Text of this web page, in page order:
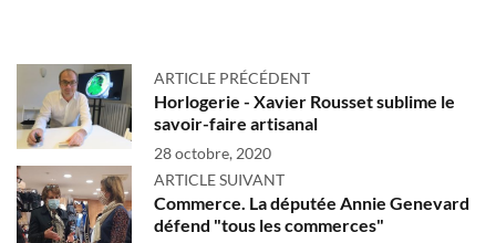
ARTICLE PRÉCÉDENT
Horlogerie - Xavier Rousset sublime le
savoir-faire artisanal
28 octobre, 2020
ARTICLE SUIVANT
Commerce. La députée Annie Genevard
défend "tous les commerces"